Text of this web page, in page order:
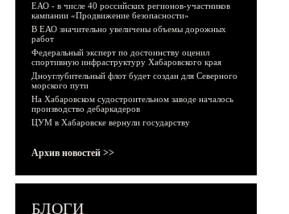
ЕАО - в числе 40 российских регионов-участников
кампании «Продвижение безопасности»
В ЕАО значительно увеличены объемы дорожных
работ
Федеральный эксперт по достоинству оценил
спортивную инфраструктуру Хабаровского края
Дноуглубительный флот будет создан для Северного
морского пути
На Хабаровском судостроительном заводе началось
производство дебаркадеров
ЦУМ в Хабаровске вернули государству
Архив новостей >>
БЛОГИ